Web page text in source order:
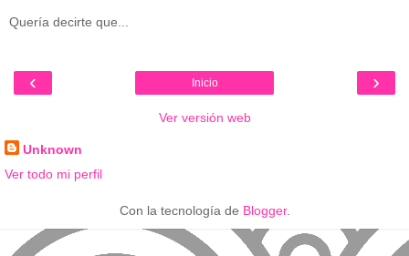
Quería decirte que...
‹ ›
Inicio
Ver versión web
Unknown
Ver todo mi perfil
Con la tecnología de Blogger.